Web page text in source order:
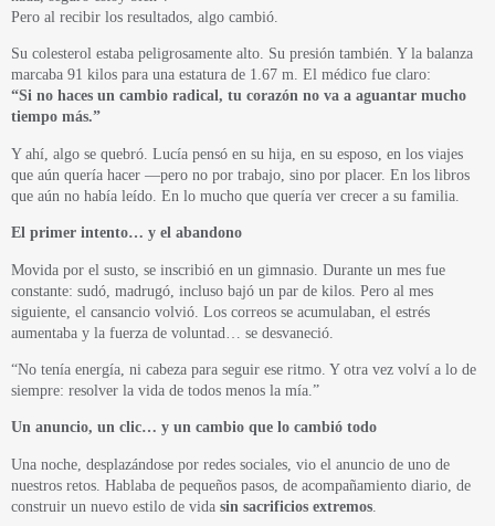
Pero al recibir los resultados, algo cambió.
Su colesterol estaba peligrosamente alto. Su presión también. Y la balanza
marcaba 91 kilos para una estatura de 1.67 m. El médico fue claro:
“Si no haces un cambio radical, tu corazón no va a aguantar mucho
tiempo más.”
Y ahí, algo se quebró. Lucía pensó en su hija, en su esposo, en los viajes
que aún quería hacer —pero no por trabajo, sino por placer. En los libros
que aún no había leído. En lo mucho que quería ver crecer a su familia.
El primer intento… y el abandono
Movida por el susto, se inscribió en un gimnasio. Durante un mes fue
constante: sudó, madrugó, incluso bajó un par de kilos. Pero al mes
siguiente, el cansancio volvió. Los correos se acumulaban, el estrés
aumentaba y la fuerza de voluntad… se desvaneció.
“No tenía energía, ni cabeza para seguir ese ritmo. Y otra vez volví a lo de
siempre: resolver la vida de todos menos la mía.”
Un anuncio, un clic… y un cambio que lo cambió todo
Una noche, desplazándose por redes sociales, vio el anuncio de uno de
nuestros retos. Hablaba de pequeños pasos, de acompañamiento diario, de
construir un nuevo estilo de vida sin sacrificios extremos